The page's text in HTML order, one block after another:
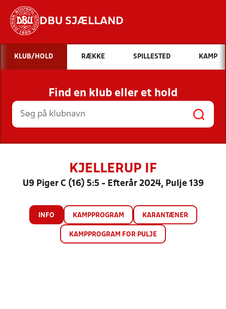
DBU SJÆLLAND
Hvad vil du søge efter?
INDHOLD OG NYHEDER
STILLINGER, RESULTATER, KLUBBER OG
HOLD
KLUB/HOLD RÆKKE SPILLESTED KAMP
Find en klub eller et hold
KJELLERUP IF
U9 Piger C (16) 5:5 - Efterår 2024, Pulje 139
INFO KAMPPROGRAM KARANTÆNER
KAMPPROGRAM FOR PULJE